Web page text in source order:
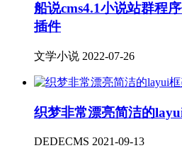
船说cms4.1小说站群程
插件
文学小说 2022-07-26
织梦非常漂亮简洁的
DEDECMS 2021-09-13